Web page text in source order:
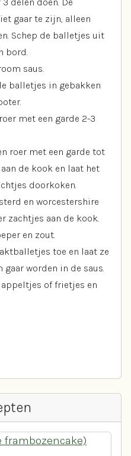
gaar te zijn, alleen
Schep de balletjes uit
bord.
saus.
balletjes in gebakken
met een garde 2-3
roer met een garde tot
de kook en laat het
doorkoken.
en worcestershire
zachtjes aan de kook.
en zout.
toe en laat ze
worden in de saus.
of frietjes en